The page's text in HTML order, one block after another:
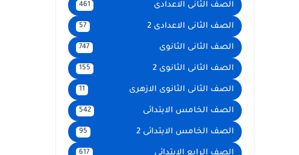
الصف الثانى الاعدادى 461
الصف الثانى الاعدادى 2 57
الصف الثانى الثانوى 747
الصف الثانى الثانوى 2 155
الصف الثانى الثانوى الازهرى 11
الصف الخامس الابتدائى 542
الصف الخامس الابتدائى 2 95
الصف الرابع الإبتدائى 617